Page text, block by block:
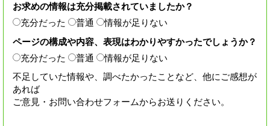
お求めの情報は充分掲載されていましたか？
充分だった
普通
情報が足りない
ページの構成や内容、表現はわかりやすかったでしょうか？
充分だった
普通
情報が足りない
不足していた情報や、調べたかったことなど、他にご感想が
あれば
ご意見・お問い合わせフォームからお送りください。